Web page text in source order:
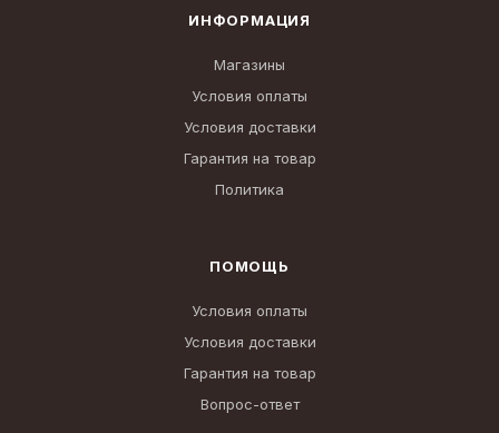
ИНФОРМАЦИЯ
Магазины
Условия оплаты
Условия доставки
Гарантия на товар
Политика
ПОМОЩЬ
Условия оплаты
Условия доставки
Гарантия на товар
Вопрос-ответ